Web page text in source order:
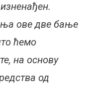
ове две бање
ћемо
на основу
од